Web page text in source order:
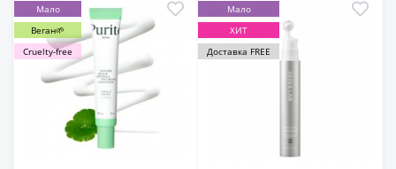
Мало
Веган🌱
Cruelty-free
Мало
ХИТ
Доставка FREE